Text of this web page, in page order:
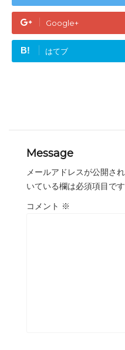
Google+
B! はてブ
Message
メールアドレスが公開さ
いている欄は必須項目です
コメント ※